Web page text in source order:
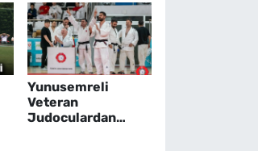
Yunusemreli
Veteran
Judoculardan